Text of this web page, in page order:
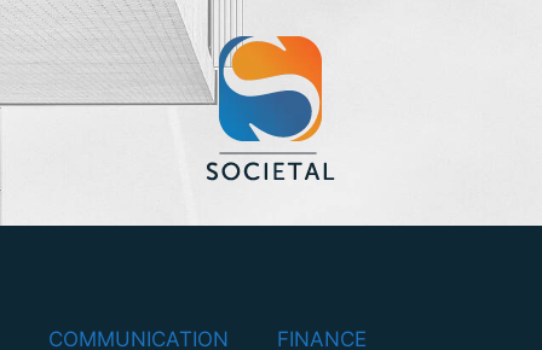
COMMUNICATION FINANCE